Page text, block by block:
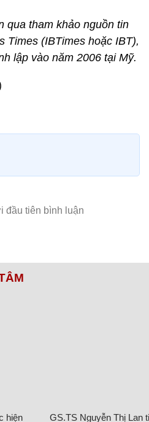
qua tham khảo nguồn tin
Times (IBTimes hoặc IBT),
lập vào năm 2006 tại Mỹ.
hiện GS.TS Nguyễn Thị Lan